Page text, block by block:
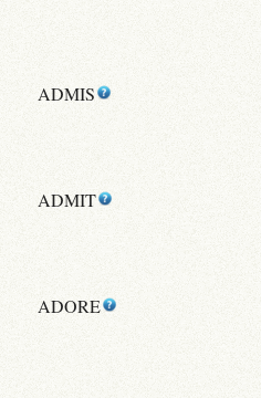
ADMIS
ADMIT
ADORE